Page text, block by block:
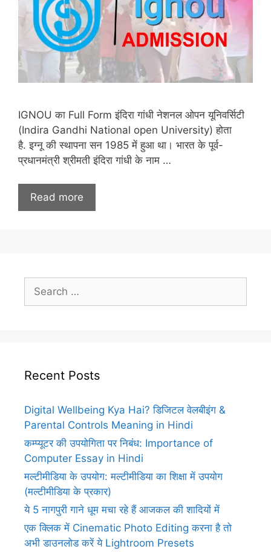
IGNOU‌‌ का Full Form इंदिरा गांधी नेशनल ओपन यूनिवर्सिटी
(Indira Gandhi National open University) होता
है. इग्नू की स्थापना सन 1985 में हुआ था। भारत के पूर्व-
प्रधानमंत्री श्रीमती इंदिरा गांधी के नाम …
Read more
for:
Recent Posts
Digital Wellbeing Kya Hai? डिजिटल वेलबीइंग &
Parental Controls Meaning in Hindi
कम्प्यूटर की उपयोगिता पर निबंध: Importance of
Computer Essay in Hindi
मल्टीमीडिया के उपयोग: मल्टीमीडिया का शिक्षा में उपयोग
(मल्टीमीडिया के प्रकार)
ये 5 नागपुरी गाने धूम मचा रहे हैं आजकल की शादियों में
एक क्लिक में Cinematic Photo Editing करना है तो
अभी डाउनलोड करें ये Lightroom Presets